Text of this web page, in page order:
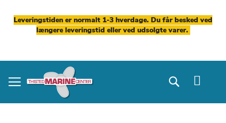
Leveringstiden er normalt 1-3 hverdage. Du får besked ved
længere leveringstid eller ved udsolgte varer.
to
Content
Search